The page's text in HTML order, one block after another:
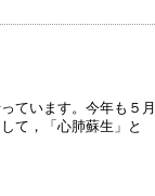
ています。今年も５月
て，「心肺蘇生」と